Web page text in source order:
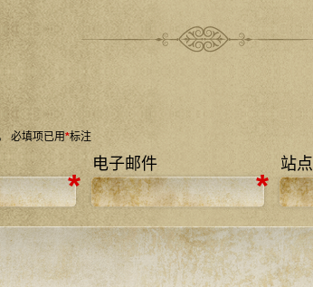
必填项已用*标注
*
电子邮件
*
站点